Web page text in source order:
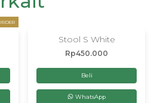
Stool S White
Rp450.000
Beli
WhatsApp